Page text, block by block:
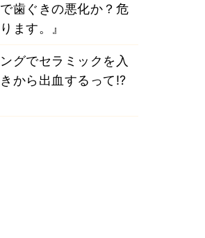
歯ぐきの悪化か？危
ます。』
グでセラミックを入
から出血するって⁉